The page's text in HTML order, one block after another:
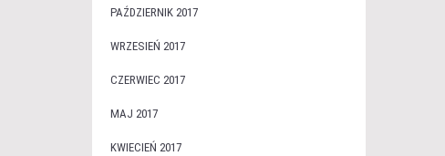
PAŹDZIERNIK 2017
WRZESIEŃ 2017
CZERWIEC 2017
MAJ 2017
KWIECIEŃ 2017